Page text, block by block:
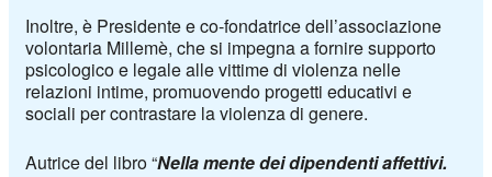
Inoltre, è Presidente e co-fondatrice dell’associazione
volontaria Millemè, che si impegna a fornire supporto
psicologico e legale alle vittime di violenza nelle
relazioni intime, promuovendo progetti educativi e
sociali per contrastare la violenza di genere.
Autrice del libro “Nella mente dei dipendenti affettivi.